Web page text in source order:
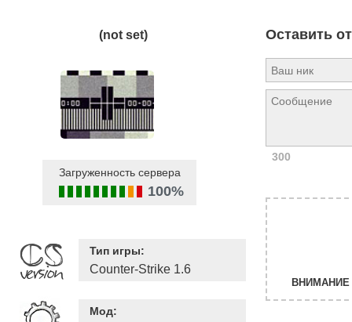
(not set)
Загруженность сервера
100%
Тип игры:
Counter-Strike 1.6
Мод:
Оставить
300
ВНИМАНИЕ